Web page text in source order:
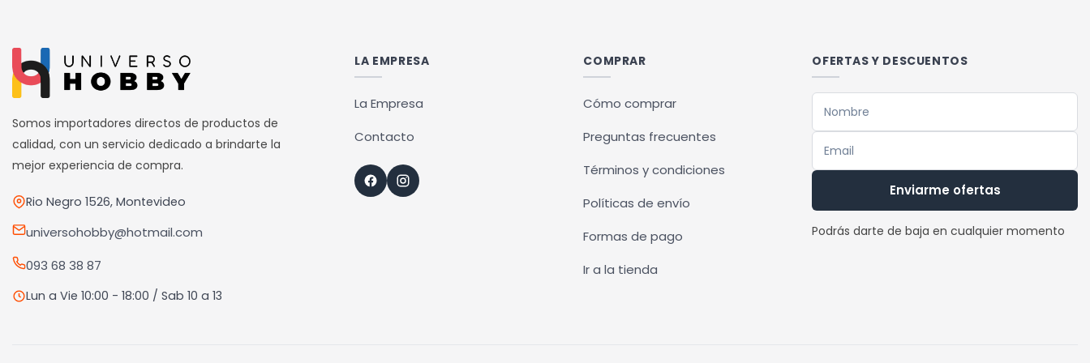
Las
opciones
se
pueden
elegir
en
página
de
Somos importadores directos de productos de
calidad, con un servicio dedicado a brindarte la
mejor experiencia de compra.
Rio Negro 1526, Montevideo
universohobby@hotmail.com
093 68 38 87
Lun a Vie 10:00 - 18:00 / Sab 10 a 13
LA EMPRESA
La Empresa
Contacto
COMPRAR
Cómo comprar
Preguntas frecuentes
Términos y condiciones
Políticas de envío
Formas de pago
Ir a la tienda
OFERTAS Y DESCUENTOS
Enviarme ofertas
Podrás darte de baja en cualquier momento